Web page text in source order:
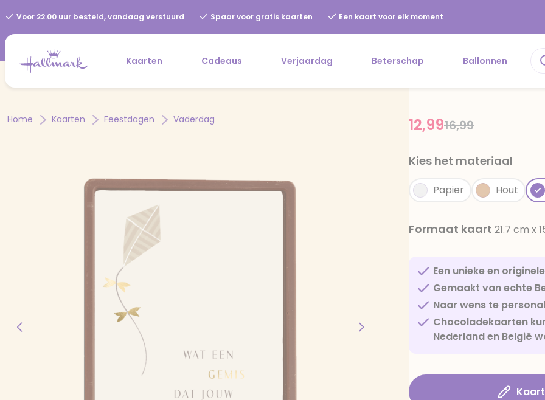
Voor 22.00 uur besteld, vandaag verstuurd Spaar voor gratis kaarten Een kaart voor elk moment
Kaarten Cadeaus Verjaardag Beterschap Ballonnen
Home Kaarten Feestdagen Vaderdag Price reduced
16,99to
12,99
Kies het materiaal
Papier Hout
Formaat kaart 21.7 cm x
Een unieke en
Gemaakt van echte
Naar wens te
Chocoladekaarten
Nederland en België